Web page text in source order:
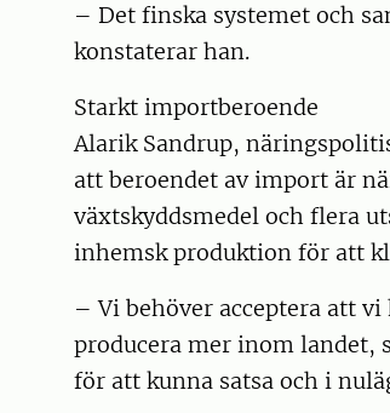
– Det finska systemet och
konstaterar han.
Starkt importberoende
Alarik Sandrup,
att beroendet av import är
växtskyddsmedel och flera
inhemsk produktion för att
– Vi behöver acceptera att
producera mer inom landet,
för att kunna satsa och i